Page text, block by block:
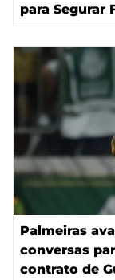
para Segurar
Palmeiras
conversas
contrato de